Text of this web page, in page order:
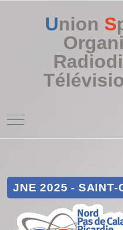
Union S
Mobile Menu Toggle
JNE 2025 - SAINT-